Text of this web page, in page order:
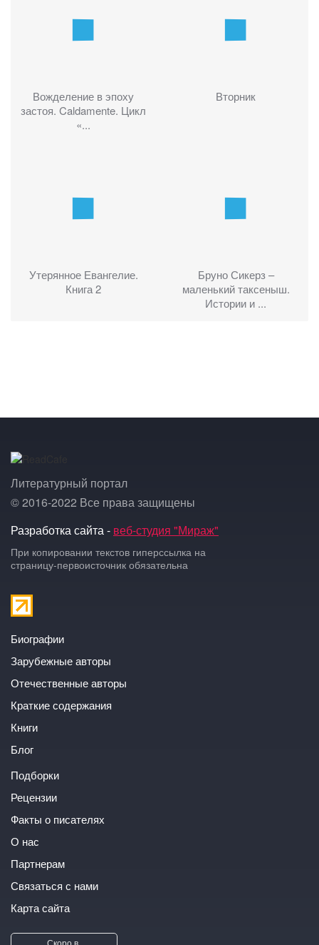
Вожделение в эпоху
застоя. Caldamente. Цикл
«...
Вторник
Утерянное Евангелие.
Книга 2
Бруно Сикерз –
маленький таксеныш.
Истории и ...
Литературный портал
© 2016-2022 Все права защищены
Разработка сайта - веб-студия "Мираж"
При копировании текстов гиперссылка на
страницу-первоисточник обязательна
Биографии
Зарубежные авторы
Отечественные авторы
Краткие содержания
Книги
Блог
Подборки
Рецензии
Факты о писателях
О нас
Партнерам
Связаться с нами
Карта сайта
Скоро в